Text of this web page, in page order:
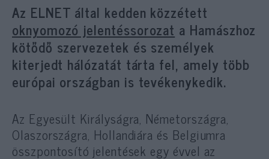
Az ELNET által kedden közzétett
oknyomozó jelentéssorozat a Hamászhoz
kötődő szervezetek és személyek
kiterjedt hálózatát tárta fel, amely több
európai országban is tevékenykedik.
Az Egyesült Királyságra, Németországra,
Olaszországra, Hollandiára és Belgiumra
összpontosító jelentések egy évvel az